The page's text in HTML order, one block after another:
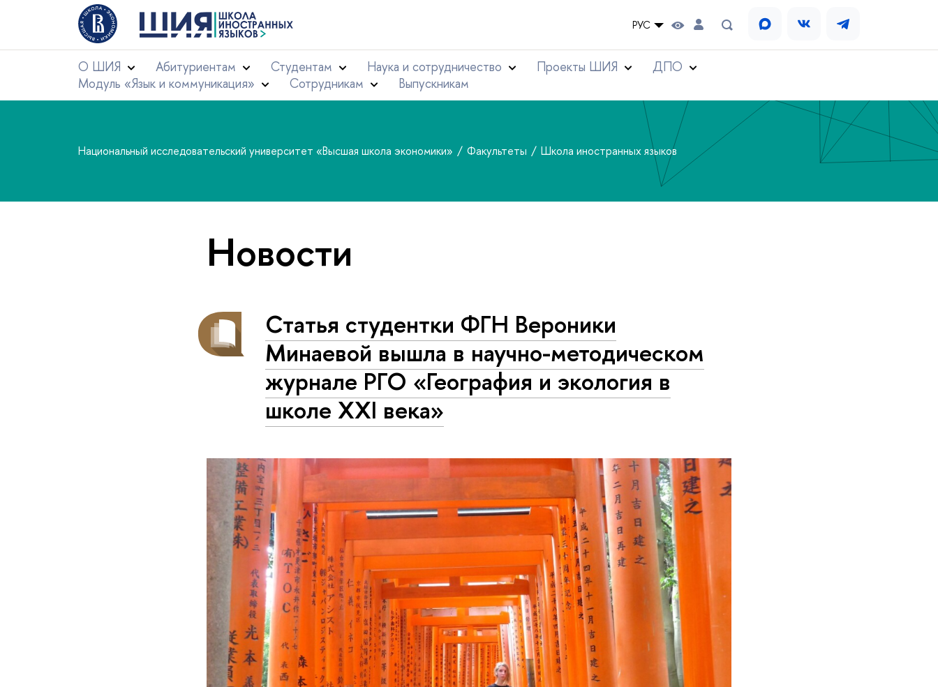
РУС
О ШИЯ Абитуриентам Студентам Наука и сотрудничество Проекты ШИЯ
ДПО
Модуль «Язык и коммуникация»
Сотрудникам Выпускникам
Национальный исследовательский университет «Высшая школа экономики» Факультеты Школа иностранных языков
Новости
Статья студентки ФГН Вероники
Минаевой вышла в научно-методическом
журнале РГО «География и экология в
школе XXI века»